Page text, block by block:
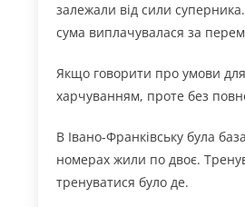
залежали від сили
сума виплачувалася за
Якщо говорити про умови
харчуванням, проте без
В Івано-Франківську була
номерах жили по двоє.
тренуватися було де.